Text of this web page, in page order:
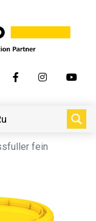
fein